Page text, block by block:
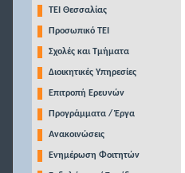
TEI Θεσσαλίας
Προσωπικό ΤΕΙ
Σχολές και Τμήματα
Διοικητικές Υπηρεσίες
Επιτροπή Ερευνών
Προγράμματα / Έργα
Ανακοινώσεις
Ενημέρωση Φοιτητών